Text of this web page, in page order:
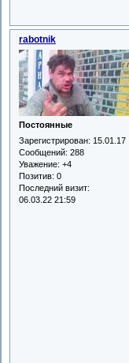
rabotnik
Постоянные
Зарегистрирован: 15.01.17
Сообщений: 288
Уважение: +4
Позитив: 0
Последний визит:
06.03.22 21:59